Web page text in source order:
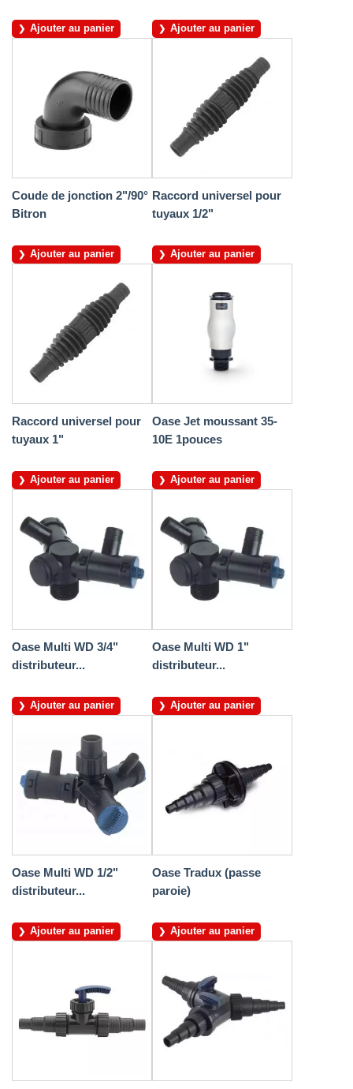
Ajouter au panier Ajouter au panier
Coude de jonction 2"/90°
Bitron
Ajouter au panier
Raccord universel pour
tuyaux 1/2"
Ajouter au panier
Raccord universel pour
tuyaux 1"
Ajouter au panier
Oase Jet moussant 35-
10E 1pouces
Ajouter au panier
Oase Multi WD 3/4"
distributeur...
Ajouter au panier
Oase Multi WD 1"
distributeur...
Ajouter au panier
Oase Multi WD 1/2"
distributeur...
Ajouter au panier
Oase Tradux (passe
paroie)
Ajouter au panier